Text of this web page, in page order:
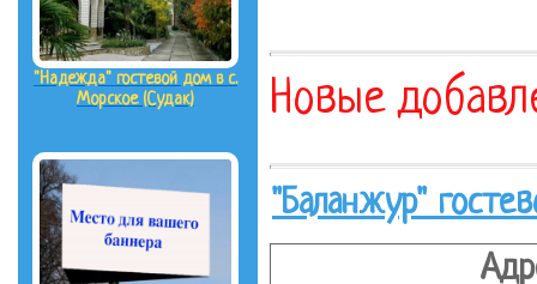
"Надежда" гостевой дом в с.
Морское (Судак)
Новые
"Баланжур"